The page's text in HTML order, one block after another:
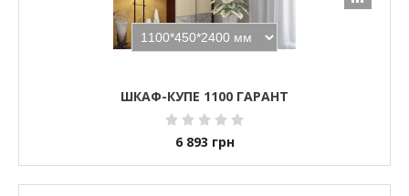
ШКАФ-КУПЕ 1100 ГАРАНТ
6 893 грн